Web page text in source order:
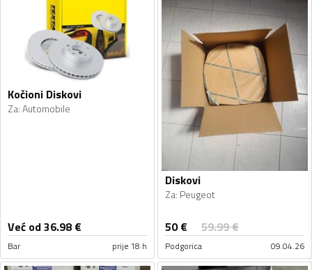
Kočioni Diskovi
Za:Automobile
Već od 36.98 €
Bar prije 18 h
Diskovi
Za: Peugeot
50€ 59.99€
Podgorica 09.04.26